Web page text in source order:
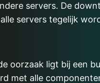
servers. De
servers tegelijk
oorzaak ligt bij een
met alle